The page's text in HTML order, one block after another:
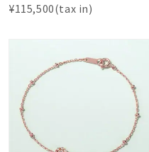
¥115,500(tax in)